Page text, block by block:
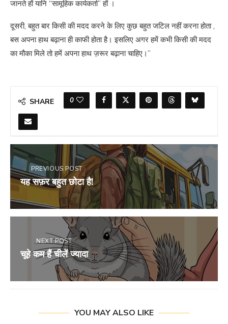
जानते हों यानि “सामूहिक कार्यकर्ता” हों ।
दूसरी, बहुत बार किसी की मदद करने के लिए कुछ बहुत जटिल नहीं करना होता ,
बस अपना हाथ बढ़ाना ही काफी होता है। इसलिए अगर हमें कभी किसी की मदद
का मौका मिले तो हमें अपना हाथ ज़रूर बढ़ाना चाहिए।”
SHARE 0
PREVIOUS POST
यह सफ़र बहुत छोटा है!
NEXT POST
चूहे कम हैं चीलें ज्यादा
YOU MAY ALSO LIKE